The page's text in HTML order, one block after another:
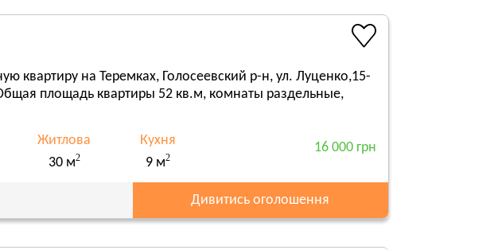
квартиру на Теремках, Голосеевский р-н, ул. Луценко,15-
площадь квартиры 52 кв.м, комнаты раздельные,
Житлова
30 м2
Кухня
9 м2
16 000 грн
Дивитись оголошення